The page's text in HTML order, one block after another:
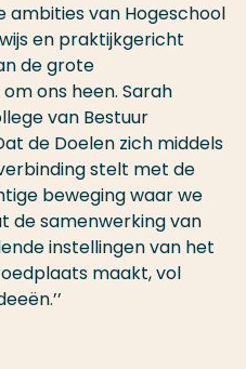
ambities van Hogeschool
en praktijkgericht
de grote
ons heen. Sarah
van Bestuur
de Doelen zich middels
stelt met de
beweging waar we
de samenwerking van
instellingen van het
maakt, vol